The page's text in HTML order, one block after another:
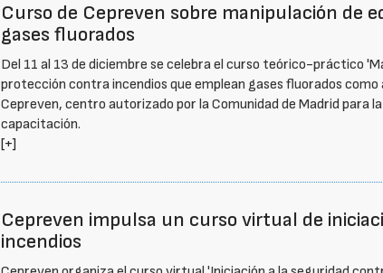
Curso de Cepreven sobre manipulación de
gases fluorados
Del 11 al 13 de diciembre se celebra el curso teórico-práctico
protección contra incendios que emplean gases fluorados
Cepreven, centro autorizado por la Comunidad de Madrid para
capacitación.
[+]
Cepreven impulsa un curso virtual de
incendios